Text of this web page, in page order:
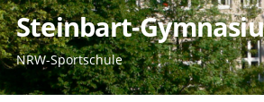
Steinbart-
NRW-Sportschule